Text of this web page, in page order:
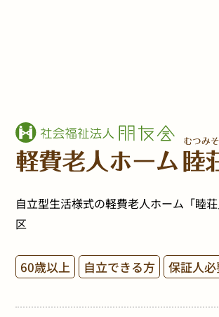
自立型生活様式の軽費老人ホーム「睦
区
60歳以上 自立できる方 保証人